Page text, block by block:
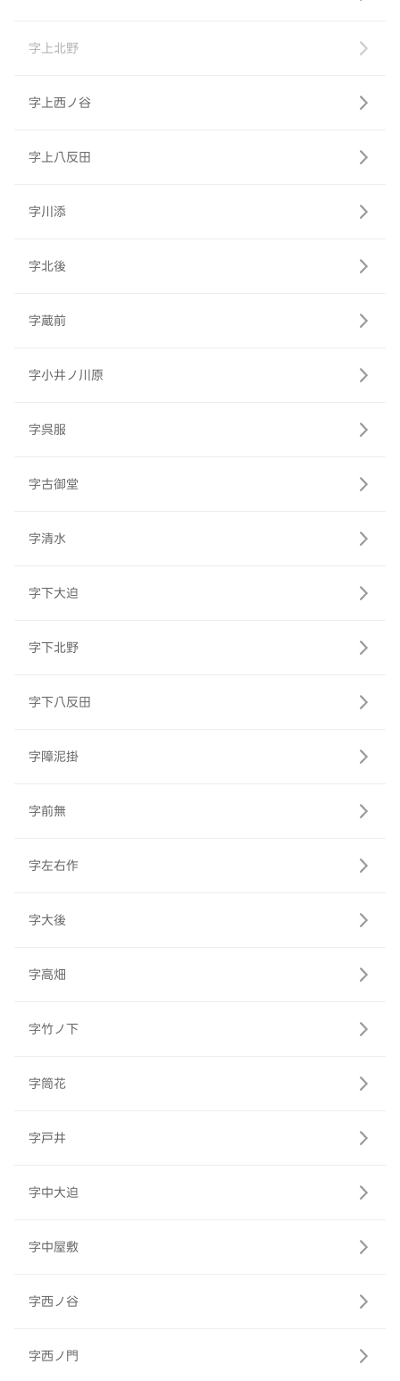
字上北野
字上西ノ谷
字上八反田
字川添
字北後
字蔵前
字小井ノ川原
字呉服
字古御堂
字清水
字下大迫
字下北野
字下八反田
字障泥掛
字前無
字左右作
字大後
字高畑
字竹ノ下
字筒花
字戸井
字中大迫
字中屋敷
字西ノ谷
字西ノ門